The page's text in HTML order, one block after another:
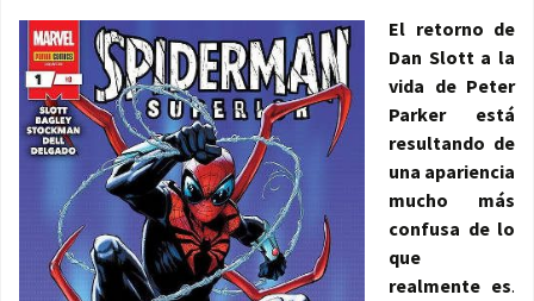
El retorno de
Dan Slott a la
vida de Peter
Parker está
resultando de
una apariencia
mucho más
confusa de lo
que
realmente es.